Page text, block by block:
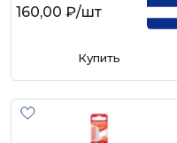
160,00 ₽/шт
Купить